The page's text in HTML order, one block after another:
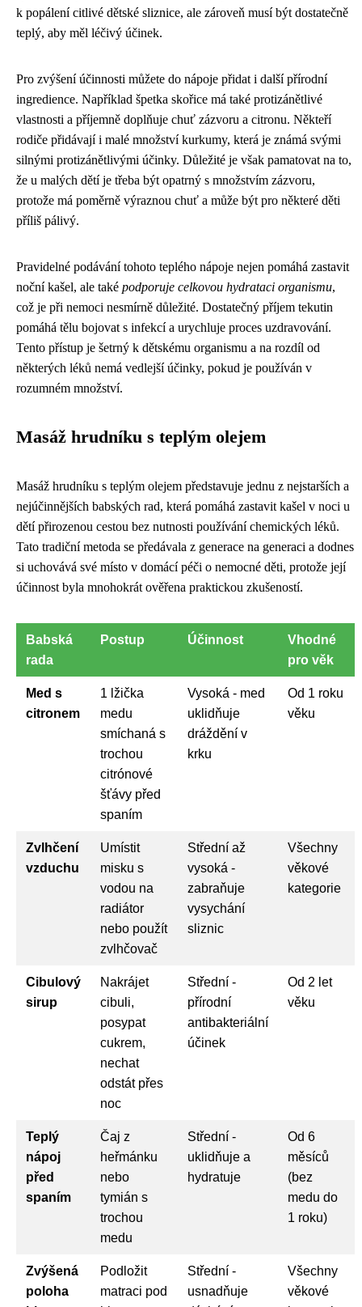
k popálení citlivé dětské sliznice, ale zároveň musí být dostatečně
teplý, aby měl léčivý účinek.
Pro zvýšení účinnosti můžete do nápoje přidat i další přírodní
ingredience. Například špetka skořice má také protizánětlivé
vlastnosti a příjemně doplňuje chuť zázvoru a citronu. Někteří
rodiče přidávají i malé množství kurkumy, která je známá svými
silnými protizánětlivými účinky. Důležité je však pamatovat na to,
že u malých dětí je třeba být opatrný s množstvím zázvoru,
protože má poměrně výraznou chuť a může být pro některé děti
příliš pálivý.
Pravidelné podávání tohoto teplého nápoje nejen pomáhá zastavit
noční kašel, ale také podporuje celkovou hydrataci organismu,
což je při nemoci nesmírně důležité. Dostatečný příjem tekutin
pomáhá tělu bojovat s infekcí a urychluje proces uzdravování.
Tento přístup je šetrný k dětskému organismu a na rozdíl od
některých léků nemá vedlejší účinky, pokud je používán v
rozumném množství.
Masáž hrudníku s teplým olejem
Masáž hrudníku s teplým olejem představuje jednu z nejstarších a
nejúčinnějších babských rad, která pomáhá zastavit kašel v noci u
dětí přirozenou cestou bez nutnosti používání chemických léků.
Tato tradiční metoda se předávala z generace na generaci a dodnes
si uchovává své místo v domácí péči o nemocné děti, protože její
účinnost byla mnohokrát ověřena praktickou zkušeností.
Babská
rada
Postup Účinnost
Vhodné
pro věk
Med s
citronem
1 lžička
medu
smíchaná s
trochou
citrónové
šťávy před
spaním
Vysoká - med
uklidňuje
dráždění v
krku
Od 1 roku
věku
Zvlhčení
vzduchu
Umístit
misku s
vodou na
radiátor
nebo použít
zvlhčovač
Střední až
vysoká -
zabraňuje
vysychání
sliznic
Všechny
věkové
kategorie
Cibulový
sirup
Nakrájet
cibuli,
posypat
cukrem,
nechat
odstát přes
noc
Střední -
přírodní
antibakteriální
účinek
Od 2 let
věku
Teplý
nápoj
před
spaním
Čaj z
heřmánku
nebo
tymián s
trochou
medu
Střední -
uklidňuje a
hydratuje
Od 6
měsíců
(bez
medu do
1 roku)
Zvýšená
poloha
Podložit
matraci pod
Střední -
usnadňuje
Všechny
věkové